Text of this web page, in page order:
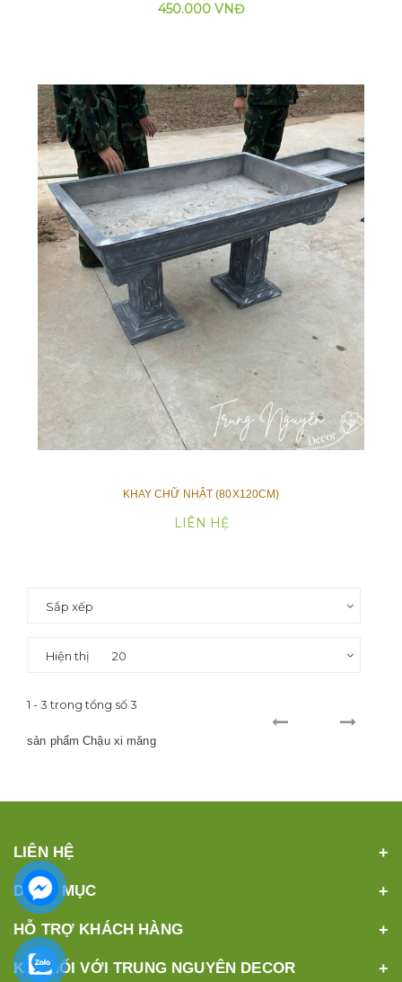
450.000 VNĐ
KHAY CHỮ NHẬT (80X120CM)
LIÊN HỆ
Sắp xếp
Hiện thị 20
1 - 3 trong tổng số 3
sản phẩm Chậu xi măng
LIÊN HỆ
DANH MỤC
HỖ TRỢ KHÁCH HÀNG
KẾT NỐI VỚI TRUNG NGUYÊN DECOR